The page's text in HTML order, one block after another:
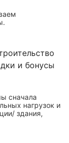
и бонусы
сначала
нагрузок и
здания,